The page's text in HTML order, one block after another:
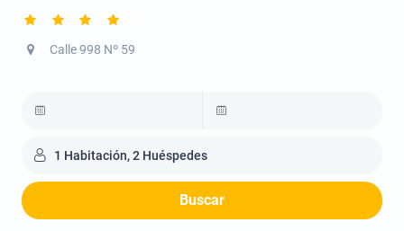
Calle 998 Nº 59
1 Habitación, 2 Huéspedes
Buscar